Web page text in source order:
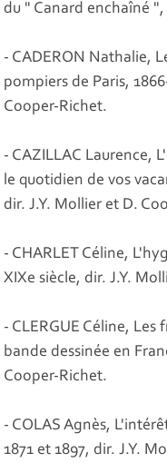
du " Canard enchaîné
- CADERON Nathalie,
pompiers de Paris,
Cooper-Richet.
- CAZILLAC Laurence,
le quotidien de vos
dir. J.Y. Mollier et D.
- CHARLET Céline,
XIXe siècle, dir. J.Y.
- CLERGUE Céline,
bande dessinée en
Cooper-Richet.
- COLAS Agnès,
1871 et 1897, dir. J.Y.